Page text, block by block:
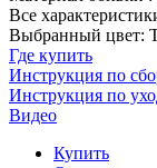
Все
Выбранный цвет:
Где купить
Инструкция по
Инструкция по
Видео
Купить